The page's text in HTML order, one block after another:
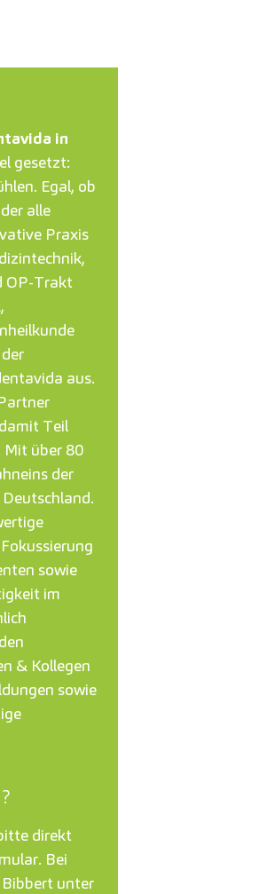
in
gesetzt:
Egal, ob
alle
Praxis
OP-Trakt
aus.
Teil
Mit über 80
der
sowie
im
& Kollegen
sowie
direkt
Bei
unter